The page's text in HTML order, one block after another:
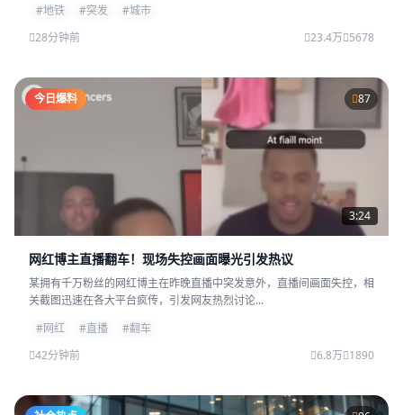
#地铁
#突发
#城市
28分钟前
23.4万 5678
今日爆料 87
3:24
网红博主直播翻车！现场失控画面曝光引发热议
某拥有千万粉丝的网红博主在昨晚直播中突发意外，直播间画面失控，相
关截图迅速在各大平台疯传，引发网友热烈讨论...
#网红
#直播
#翻车
42分钟前
6.8万 1890